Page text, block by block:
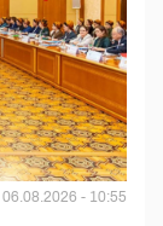
06.08.2026 - 10:55